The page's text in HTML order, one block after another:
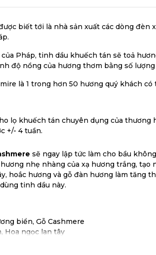
biết tới là nhà sản xuất các dòng
Pháp, tinh dầu khuếch tán sẽ toả
độ nồng của hương thơm bằng số
là 1 trong hơn 50 hương quý khách
lọ khuếch tán chuyên dụng của thương
+/- 4 tuần.
sẽ ngay lập tức làm cho bầu
nhẹ nhàng của xạ hương trắng,
hoắc hương và gỗ đàn hương làm tăng
tinh dầu này.
biển, Gỗ Cashmere
Hoa ngọc lan tây